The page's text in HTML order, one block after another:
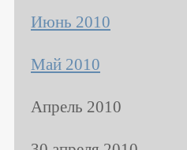
Июнь 2010
Май 2010
Апрель 2010